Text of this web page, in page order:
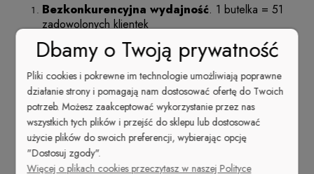
Bezkonkurencyjna wydajność. 1 butelka = 51
zadowolonych klientek
Triple-Pigmentation — opatentowany system potrójnej
pigmentacji, pełne krycie już po 1 cienkiej
warstwie
, nawet przy ciemnych kolorach!
Ekstremalnie wysoki połysk, który nie traci
swojej intensywności nawet po kilku tygodniach
aktywnego używania dłoni
Czwarta generacja —nie zawiera
rozpuszczalników. Nie paruje. Nie zastyga w
butelce —optymalna gęstość
Dbamy o Twoją prywatność
Pliki cookies i pokrewne im technologie umożliwiają poprawne
działanie strony i pomagają nam dostosować ofertę do Twoich
potrzeb. Możesz zaakceptować wykorzystanie przez nas
wszystkich tych plików i przejść do sklepu lub dostosować
użycie plików do swoich preferencji, wybierając opcję
"Dostosuj zgody".
Więcej o plikach cookies przeczytasz w naszej Polityce